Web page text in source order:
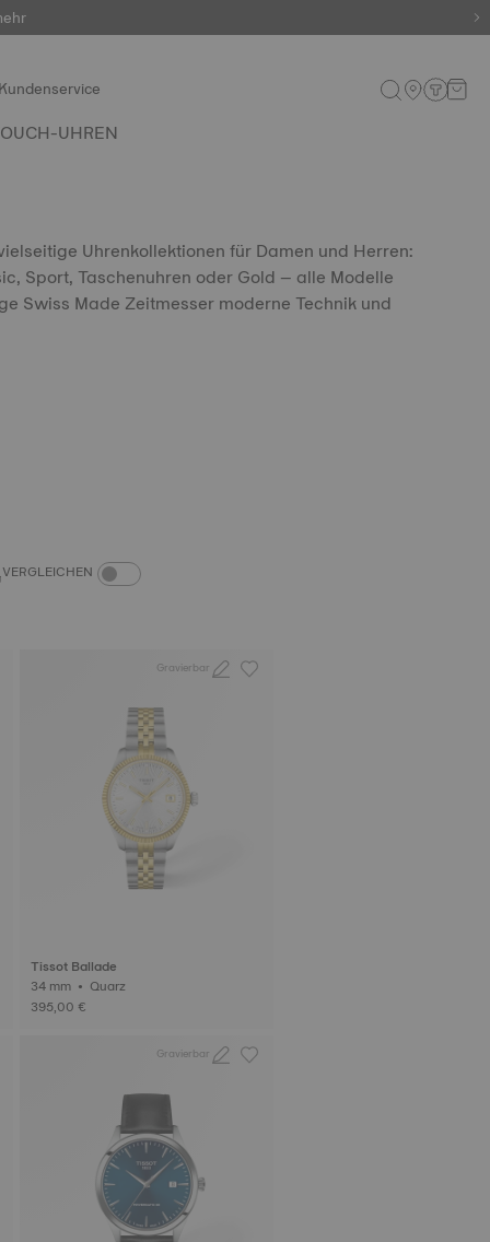
Kundenservice
UHREN
Uhrenkollektionen für Damen und Herren:
Sport, Taschenuhren oder Gold – alle Modelle
Swiss Made Zeitmesser moderne Technik und
VERGLEICHEN PRODUKTVERGLEICH-SCHALTER
Gravierbar
Tissot Ballade
34 mm • Quarz
395,00 €
Gravierbar